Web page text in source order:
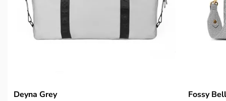
Deyna Grey Fossy